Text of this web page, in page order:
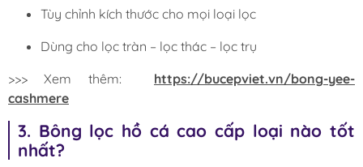
Tùy chỉnh kích thước cho mọi loại lọc
Dùng cho lọc tràn – lọc thác – lọc trụ
>>> Xem thêm: https://bucepviet.vn/bong-yee-
cashmere
3. Bông lọc hồ cá cao cấp loại nào tốt
nhất?